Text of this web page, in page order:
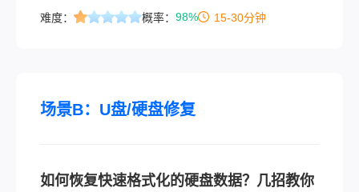
有时我们可能会不小心清空回收站，导致一些重
难度： 概率： 98% 15-30分钟
场景B：U盘/硬盘修复
如何恢复快速格式化的硬盘数据？几招教你